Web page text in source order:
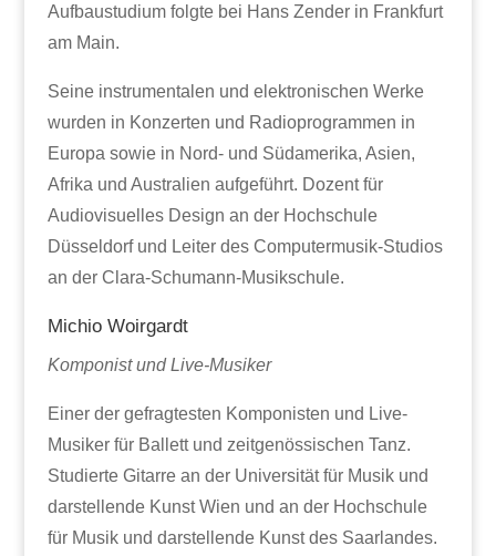
Aufbaustudium folgte bei Hans Zender in Frankfurt
am Main.
Seine instrumentalen und elektronischen Werke
wurden in Konzerten und Radioprogrammen in
Europa sowie in Nord- und Südamerika, Asien,
Afrika und Australien aufgeführt. Dozent für
Audiovisuelles Design an der Hochschule
Düsseldorf und Leiter des Computermusik-Studios
an der Clara-Schumann-Musikschule.
Michio Woirgardt
Komponist und Live-Musiker
Einer der gefragtesten Komponisten und Live-
Musiker für Ballett und zeitgenössischen Tanz.
Studierte Gitarre an der Universität für Musik und
darstellende Kunst Wien und an der Hochschule
für Musik und darstellende Kunst des Saarlandes.